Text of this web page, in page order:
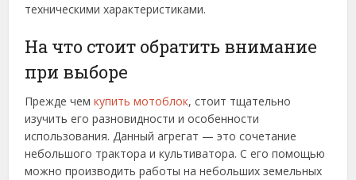
техническими характеристиками.
На что стоит обратить внимание
при выборе
Прежде чемкупить мотоблок, стоит тщательно
изучить его разновидности и особенности
использования. Данный агрегат — это сочетание
небольшого трактора и культиватора. С его помощью
можно производить работы на небольших земельных